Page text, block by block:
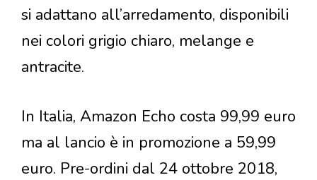
si adattano all’arredamento, disponibili
nei colori grigio chiaro, melange e
antracite.
In Italia, Amazon Echo costa 99,99 euro
ma al lancio è in promozione a 59,99
euro. Pre-ordini dal 24 ottobre 2018,